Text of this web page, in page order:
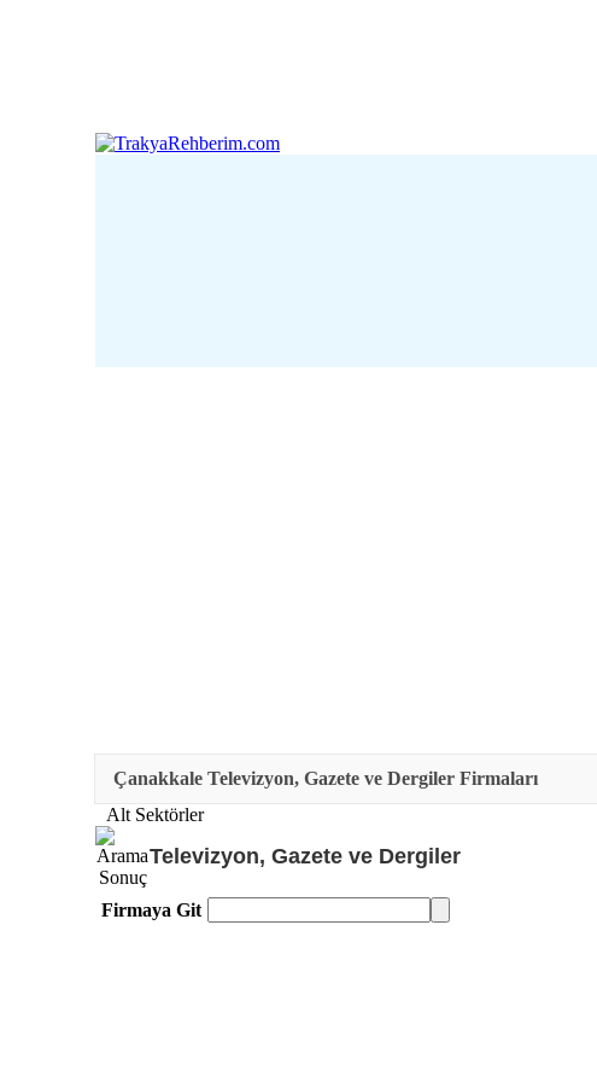
Çanakkale Televizyon, Gazete ve Dergiler Firmaları
Alt Sektörler
Televizyon, Gazete ve Dergiler
Firmaya Git